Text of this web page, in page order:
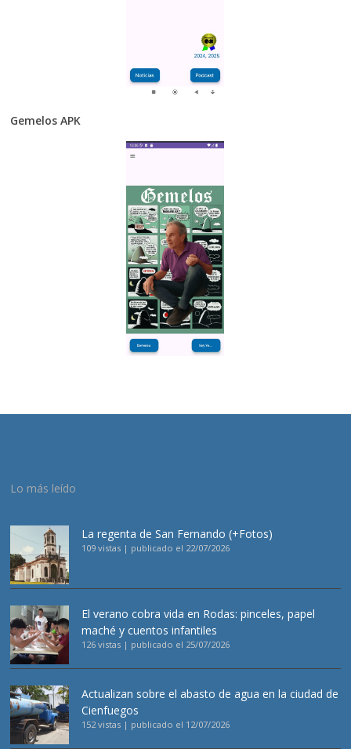
Gemelos APK
Lo más leído
La regenta de San Fernando (+Fotos)
109 vistas | publicado el 22/07/2026
El verano cobra vida en Rodas: pinceles, papel
maché y cuentos infantiles
126 vistas | publicado el 25/07/2026
Actualizan sobre el abasto de agua en la ciudad de
Cienfuegos
152 vistas | publicado el 12/07/2026